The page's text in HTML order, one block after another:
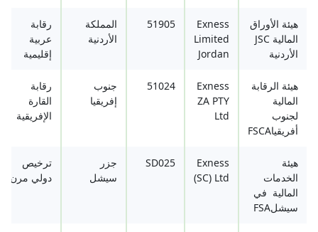
هيئة الأوراق
المالية JSC
الأردنية
Exness
Limited
Jordan
51905
المملكة
الأردنية
رقابة
عربية
إقليمية
هيئة الرقابة
المالية
لجنوب
أفريقياFSCA
Exness
ZA PTY
Ltd
51024
جنوب
إفريقيا
رقابة
القارة
الإفريقية
هيئة
الخدمات
المالية في
سيشلFSA
Exness
(SC) Ltd
SD025
جزر
سيشل
ترخيص
دولي مرن